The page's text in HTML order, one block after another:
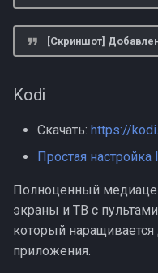
ProgTV
[Скриншот]
Kodi
Скачать: https://
Простая
Полноценный
экраны и ТВ с
который
приложения.